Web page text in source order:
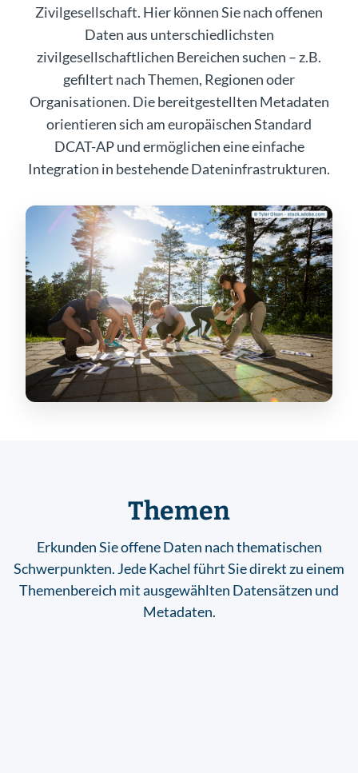
Zivilgesellschaft. Hier können Sie nach offenen
Daten aus unterschiedlichsten
zivilgesellschaftlichen Bereichen suchen – z.B.
gefiltert nach Themen, Regionen oder
Organisationen. Die bereitgestellten Metadaten
orientieren sich am europäischen Standard
DCAT-AP und ermöglichen eine einfache
Integration in bestehende Dateninfrastrukturen.
Themen
Erkunden Sie offene Daten nach thematischen
Schwerpunkten. Jede Kachel führt Sie direkt zu einem
Themenbereich mit ausgewählten Datensätzen und
Metadaten.